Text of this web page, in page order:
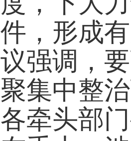
，形成
调，要
集中整
牵头部